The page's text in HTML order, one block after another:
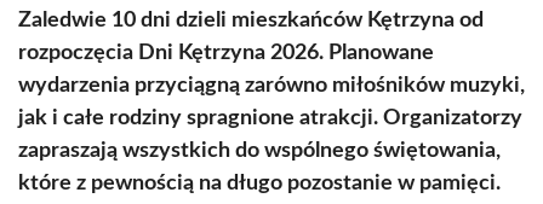
Zaledwie 10 dni dzieli mieszkańców Kętrzyna od
rozpoczęcia Dni Kętrzyna 2026. Planowane
wydarzenia przyciągną zarówno miłośników muzyki,
jak i całe rodziny spragnione atrakcji. Organizatorzy
zapraszają wszystkich do wspólnego świętowania,
które z pewnością na długo pozostanie w pamięci.